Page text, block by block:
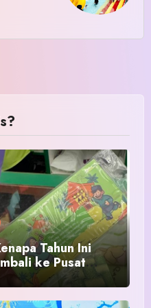
Tahun Ini
ke Pusat